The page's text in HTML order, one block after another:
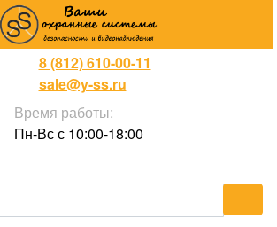
8 (812) 610-00-11
sale@y-ss.ru
Время работы:
Пн-Вс с 10:00-18:00